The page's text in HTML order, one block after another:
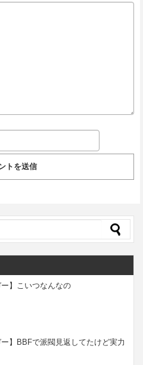
ー】こいつなんなの
ー】BBFで派閥見返してたけど実力